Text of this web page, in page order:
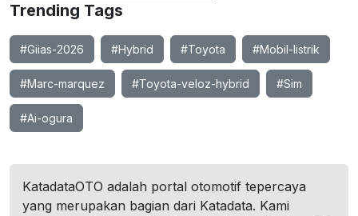
Trending Tags
#Giias-2026 #Hybrid #Toyota #Mobil-listrik
#Marc-marquez #Toyota-veloz-hybrid #Sim
#Ai-ogura
KatadataOTO adalah portal otomotif tepercaya
yang merupakan bagian dari Katadata. Kami